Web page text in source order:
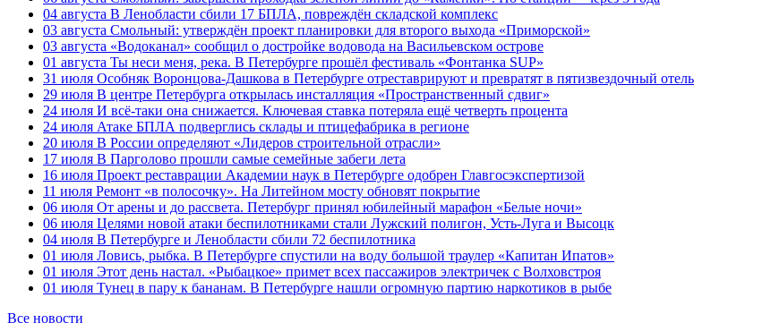
04 августа В Ленобласти сбили 17 БПЛА, повреждён складской комплекс
03 августа Смольный: утверждён проект планировки для второго выхода «Приморской»
03 августа «Водоканал» сообщил о достройке водовода на Васильевском острове
01 августа Ты неси меня, река. В Петербурге прошёл фестиваль «Фонтанка SUP»
31 июля Особняк Воронцова-Дашкова в Петербурге отреставрируют и превратят в пятизвездочный отель
29 июля В центре Петербурга открылась инсталляция «Пространственный сдвиг»
24 июля И всё-таки она снижается. Ключевая ставка потеряла ещё четверть процента
24 июля Атаке БПЛА подверглись склады и птицефабрика в регионе
20 июля В России определяют «Лидеров строительной отрасли»
17 июля В Парголово прошли самые семейные забеги лета
16 июля Проект реставрации Академии наук в Петербурге одобрен Главгосэкспертизой
11 июля Ремонт «в полосочку». На Литейном мосту обновят покрытие
06 июля От арены и до рассвета. Петербург принял юбилейный марафон «Белые ночи»
06 июля Целями новой атаки беспилотниками стали Лужский полигон, Усть-Луга и Высоцк
04 июля В Петербурге и Ленобласти сбили 72 беспилотника
01 июля Ловись, рыбка. В Петербурге спустили на воду большой траулер «Капитан Ипатов»
01 июля Этот день настал. «Рыбацкое» примет всех пассажиров электричек с Волховстроя
01 июля Тунец в пару к бананам. В Петербурге нашли огромную партию наркотиков в рыбе
Все новости